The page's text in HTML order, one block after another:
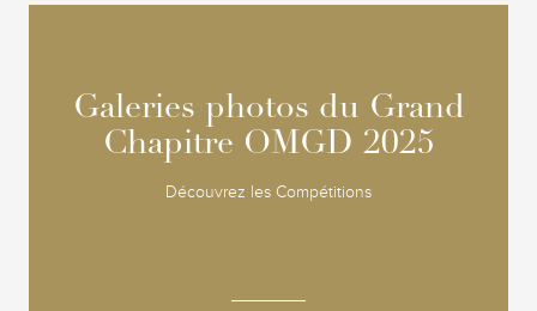
Galeries photos du Grand
Chapitre OMGD 2025
Découvrez les Compétitions
Galeries photos du Grand
Chapitre OMGD 2025